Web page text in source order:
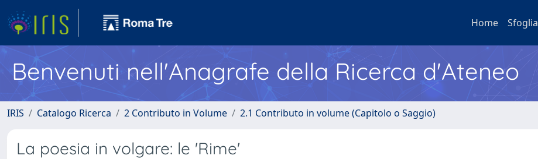
Home Sfoglia
Benvenuti nell'Anagrafe della Ricerca d'Ateneo
IRIS Catalogo Ricerca 2 Contributo in Volume 2.1 Contributo in volume (Capitolo o Saggio)
La poesia in volgare: le 'Rime'